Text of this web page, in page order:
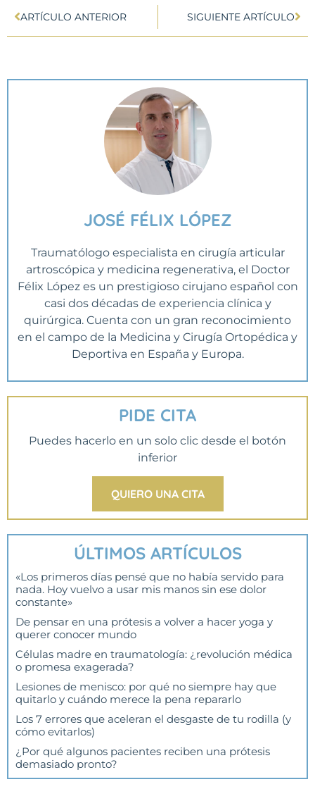
ARTÍCULO ANTERIOR SIGUIENTE ARTÍCULO
JOSÉ FÉLIX LÓPEZ
Traumatólogo especialista en cirugía articular
artroscópica y medicina regenerativa, el Doctor
Félix López es un prestigioso cirujano español con
casi dos décadas de experiencia clínica y
quirúrgica. Cuenta con un gran reconocimiento
en el campo de la Medicina y Cirugía Ortopédica y
Deportiva en España y Europa.
PIDE CITA
Puedes hacerlo en un solo clic desde el botón
inferior
QUIERO UNA CITA
ÚLTIMOS ARTÍCULOS
«Los primeros días pensé que no había servido para
nada. Hoy vuelvo a usar mis manos sin ese dolor
constante»
De pensar en una prótesis a volver a hacer yoga y
querer conocer mundo
Células madre en traumatología: ¿revolución médica
o promesa exagerada?
Lesiones de menisco: por qué no siempre hay que
quitarlo y cuándo merece la pena repararlo
Los 7 errores que aceleran el desgaste de tu rodilla (y
cómo evitarlos)
¿Por qué algunos pacientes reciben una prótesis
demasiado pronto?